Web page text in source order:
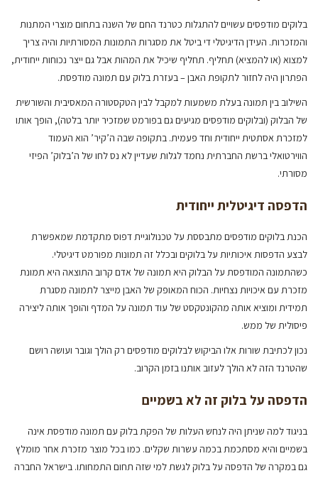
בלוקים מודפסים עשויים להתגלות כטרנד החם של השנה בתחום מוצרי המתנות
והמזכרות. העידן הדיגיטלי די ביטל את מסגרות התמונות המסורתיות והיה צריך
למצוא (או להמציא) תחליף. תחליף שיכיל את המהות אבל גם ייצר נכוחות ייחודית,
הפתרון היה לחזור לתקופת האבן – בעזרת בלוק עם תמונה מודפסת.
השילוב בין תמונה בעלת משמעות למקבל לבין הטקסטורה המאסיבית והשורשית
של הבלוק (ובלוקים מודפסים מגיעים גם בפורמט שמזכיר יותר בלטה), הופך אותו
למזכרת אסתטית ייחודית וחד פעמית. בתקופה שבה ה’קיר’ הוא העמוד
הווירטואלי ברשת החברתית נחמד לגלות שעדיין לא נס לחו של ה’בלוק’ הפיזי
מסורתי.
הדפסה דיגיטלית ייחודית
הכנת בלוקים מודפסים מתבססת על טכנולוגיית דפוס מתקדמת שמאפשרת
לבצע הדפסות איכותיות על בלוקים ובכלל זה תמונות מפורמט דיגיטלי.
כשהתמונה המודפסת על הבלוק היא תמונה של אדם קרוב התוצאה היא תמונת
מזכרת עם איכויות נצחיות. הכוח המאופק של האבן מייצר לתמונה מסגרת
תמידית ומוציא אותה מהקונטקסט של עוד תמונה על המדף והופך אותה ליצירה
פיסולית של ממש.
נכון לכתיבת שורות אלו הביקוש לבלוקים מודפסים רק הולך וגובר ועושה רושם
שהטרנד הזה לא הולך לעזוב אותנו בזמן הקרוב.
הדפסה על בלוק זה לא בשמיים
בניגוד למה שניתן היה לנחש העלות של הפקת בלוק עם תמונה מודפסת אינה
בשמיים והיא מסתכמת בכמה עשרות שקלים. כמו בכל מוצר מזכרת אחר מומלץ
גם במקרה של הדפסה על בלוק לגשת למי שזה תחום התמחותו. בישראל החברה